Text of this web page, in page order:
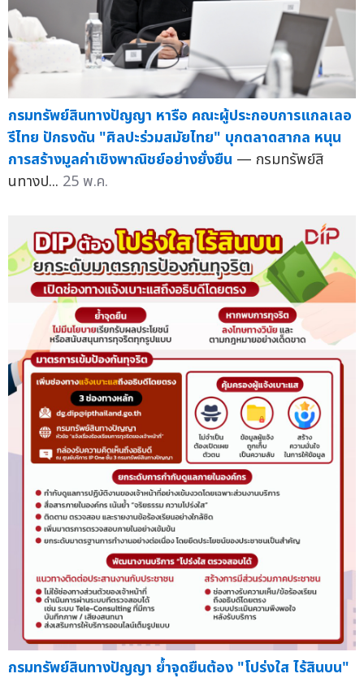
กรมทรัพย์สินทางปัญญา หารือ คณะผู้ประกอบการแกลเลอ
รีไทย ปักธงดัน "ศิลปะร่วมสมัยไทย" บุกตลาดสากล หนุน
การสร้างมูลค่าเชิงพาณิชย์อย่างยั่งยืน — กรมทรัพย์สิ
นทางป... 25 พ.ค.
กรมทรัพย์สินทางปัญญา ย้ำจุดยืนต้อง "โปร่งใส ไร้สินบน"